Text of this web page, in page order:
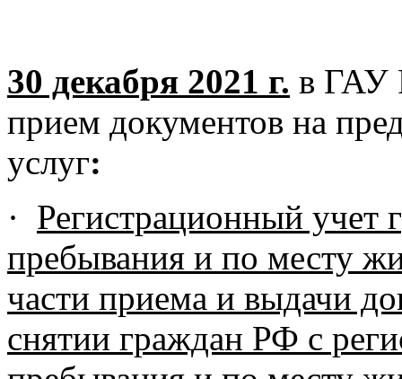
30 декабря 2021 г. в ГАУ
прием документов на
услуг:
· Регистрационный учет
пребывания и по месту
части приема и выдачи
снятии граждан РФ с